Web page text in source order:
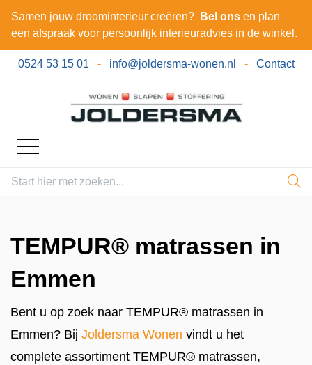
Samen jouw droominterieur creëren? Bel ons en plan
een afspraak voor persoonlijk interieuradvies in de winkel.
0524 53 15 01 - info@joldersma-wonen.nl - Contact
TEMPUR® matrassen in
Emmen
Bent u op zoek naar TEMPUR® matrassen in
Emmen? Bij Joldersma Wonen vindt u het
complete assortiment TEMPUR® matrassen,